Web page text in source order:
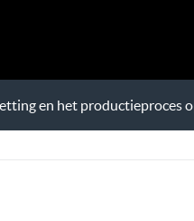
en het productieproces